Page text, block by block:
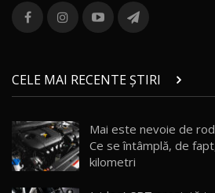
13
combină aventura cu
36:08
chinez care face
/ AutoBlog.MD
17:27
15 14:37
CELE MAI RECENTE ȘTIRI
Mai este nevoie de
Ce se întâmplă, de
kilometri